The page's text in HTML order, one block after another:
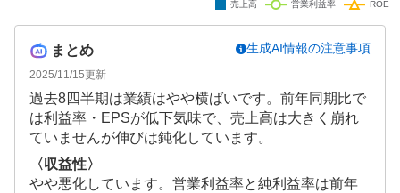
まとめ
2025/11/15更新
生成AI情報の注意事項
過去8四半期は業績はやや横ばいです。前年同期比で
は利益率・EPSが低下気味で、売上高は大きく崩れ
ていませんが伸びは鈍化しています。
〈収益性〉
やや悪化しています。営業利益率と純利益率は前年